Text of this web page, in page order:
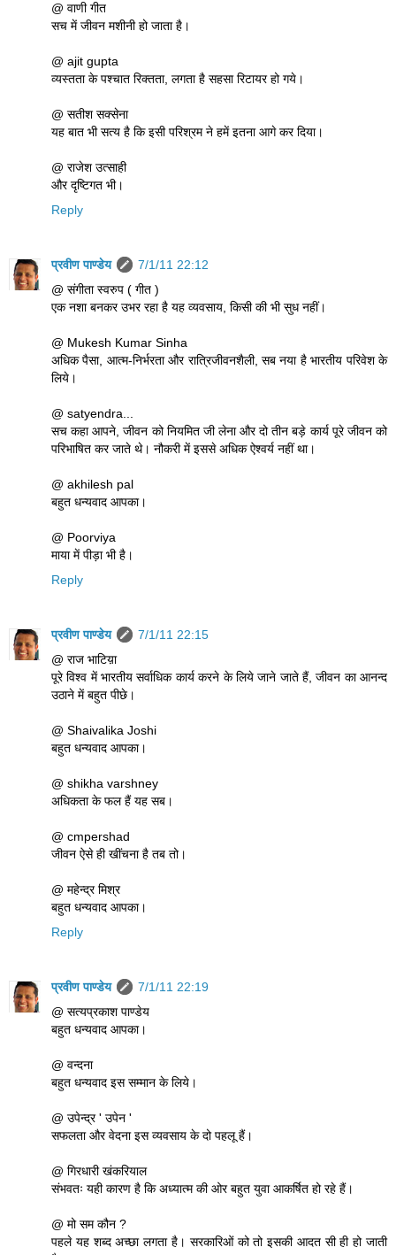
@ वाणी गीत
सच में जीवन मशीनी हो जाता है।
@ ajit gupta
व्यस्तता के पश्चात रिक्तता, लगता है सहसा रिटायर हो गये।
@ सतीश सक्सेना
यह बात भी सत्य है कि इसी परिश्रम ने हमें इतना आगे कर दिया।
@ राजेश उत्‍साही
और दृष्टिगत भी।
Reply
प्रवीण पाण्डेय
7/1/11 22:12
@ संगीता स्वरुप ( गीत )
एक नशा बनकर उभर रहा है यह व्यवसाय, किसी की भी सुध नहीं।
@ Mukesh Kumar Sinha
अधिक पैसा, आत्म-निर्भरता और रात्रिजीवनशैली, सब नया है भारतीय परिवेश के
लिये।
@ satyendra...
सच कहा आपने, जीवन को नियमित जी लेना और दो तीन बड़े कार्य पूरे जीवन को
परिभाषित कर जाते थे। नौकरी में इससे अधिक ऐश्वर्य नहीं था।
@ akhilesh pal
बहुत धन्यवाद आपका।
@ Poorviya
माया में पीड़ा भी है।
Reply
प्रवीण पाण्डेय
7/1/11 22:15
@ राज भाटिय़ा
पूरे विश्व में भारतीय सर्वाधिक कार्य करने के लिये जाने जाते हैं, जीवन का आनन्द
उठाने में बहुत पीछे।
@ Shaivalika Joshi
बहुत धन्यवाद आपका।
@ shikha varshney
अधिकता के फल हैं यह सब।
@ cmpershad
जीवन ऐसे ही खींचना है तब तो।
@ महेन्द्र मिश्र
बहुत धन्यवाद आपका।
Reply
प्रवीण पाण्डेय
7/1/11 22:19
@ सत्यप्रकाश पाण्डेय
बहुत धन्यवाद आपका।
@ वन्दना
बहुत धन्यवाद इस सम्मान के लिये।
@ उपेन्द्र ' उपेन '
सफलता और वेदना इस व्यवसाय के दो पहलू हैं।
@ गिरधारी खंकरियाल
संभवतः यही कारण है कि अध्यात्म की ओर बहुत युवा आकर्षित हो रहे हैं।
@ मो सम कौन ?
पहले यह शब्द अच्छा लगता है। सरकारिओं को तो इसकी आदत सी ही हो जाती